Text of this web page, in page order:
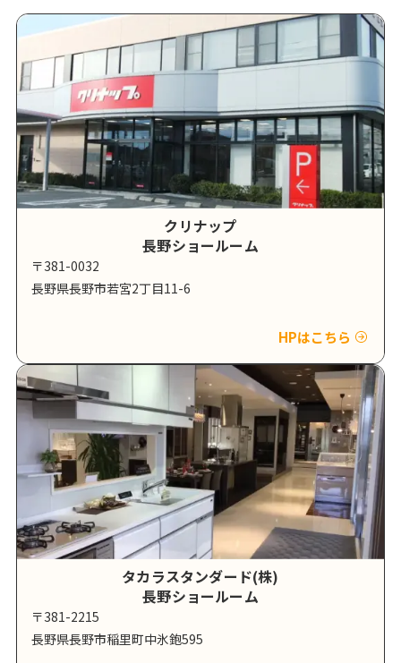
クリナップ
長野ショールーム
〒381-0032
長野県長野市若宮2丁目11-6
HPはこちら
タカラスタンダード(株)
長野ショールーム
〒381-2215
長野県長野市稲里町中氷鉋595